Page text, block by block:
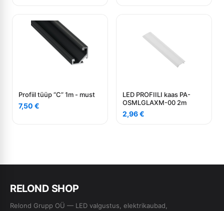
Profiil tüüp “C” 1m - must
7,50 €
LED PROFIILI kaas PA-
OSMLGLAXM-00 2m
2,96€
RELOND SHOP
Relond Grupp OÜ — LED valgustus, elektrikaubad,